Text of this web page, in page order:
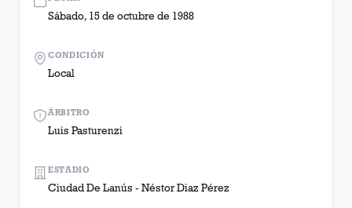
Sábado, 15 de octubre de 1988
ÁRBITRO
Luis Pasturenzi
CONDICIÓN
Local
ESTADIO
Ciudad De Lanús - Néstor Diaz Pérez